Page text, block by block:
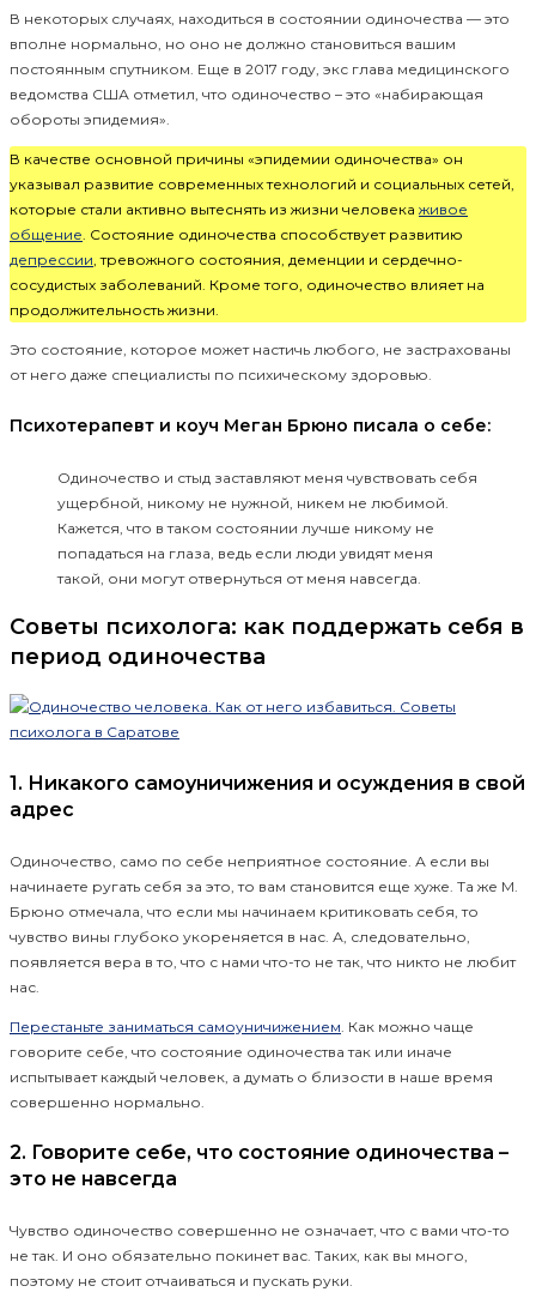
В некоторых случаях, находиться в состоянии одиночества — это
вполне нормально, но оно не должно становиться вашим
постоянным спутником. Еще в 2017 году, экс глава медицинского
ведомства США отметил, что одиночество – это «набирающая
обороты эпидемия».
В качестве основной причины «эпидемии одиночества» он
указывал развитие современных технологий и социальных сетей,
которые стали активно вытеснять из жизни человека живое
общение . Состояние одиночества способствует развитию
депрессии , тревожного состояния, деменции и сердечно-
сосудистых заболеваний. Кроме того, одиночество влияет на
продолжительность жизни.
Это состояние, которое может настичь любого, не застрахованы
от него даже специалисты по психическому здоровью.
Психотерапевт и коуч Меган Брюно писала о себе:
Одиночество и стыд заставляют меня чувствовать себя
ущербной, никому не нужной, никем не любимой.
Кажется, что в таком состоянии лучше никому не
попадаться на глаза, ведь если люди увидят меня
такой, они могут отвернуться от меня навсегда.
Советы психолога: как поддержать себя в
период одиночества
1. Никакого самоуничижения и осуждения в свой
адрес
Одиночество, само по себе неприятное состояние. А если вы
начинаете ругать себя за это, то вам становится еще хуже. Та же М.
Брюно отмечала, что если мы начинаем критиковать себя, то
чувство вины глубоко укореняется в нас. А, следовательно,
появляется вера в то, что с нами что-то не так, что никто не любит
нас.
Перестаньте заниматься самоуничижением . Как можно чаще
говорите себе, что состояние одиночества так или иначе
испытывает каждый человек, а думать о близости в наше время
совершенно нормально.
2. Говорите себе, что состояние одиночества –
это не навсегда
Чувство одиночество совершенно не означает, что с вами что-то
не так. И оно обязательно покинет вас. Таких, как вы много,
поэтому не стоит отчаиваться и пускать руки.